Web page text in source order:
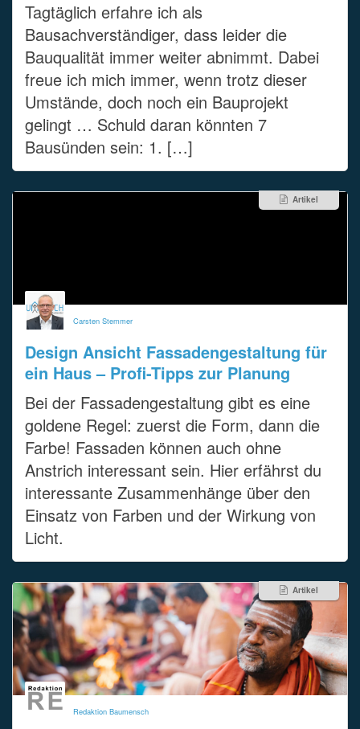
Tagtäglich erfahre ich als
Bausachverständiger, dass leider die
Bauqualität immer weiter abnimmt. Dabei
freue ich mich immer, wenn trotz dieser
Umstände, doch noch ein Bauprojekt
gelingt … Schuld daran könnten 7
Bausünden sein: 1. […]
Artikel
Carsten Stemmer
Design Ansicht Fassadengestaltung für
ein Haus – Profi-Tipps zur Planung
Bei der Fassadengestaltung gibt es eine
goldene Regel: zuerst die Form, dann die
Farbe! Fassaden können auch ohne
Anstrich interessant sein. Hier erfährst du
interessante Zusammenhänge über den
Einsatz von Farben und der Wirkung von
Licht.
Artikel
Redaktion Baumensch